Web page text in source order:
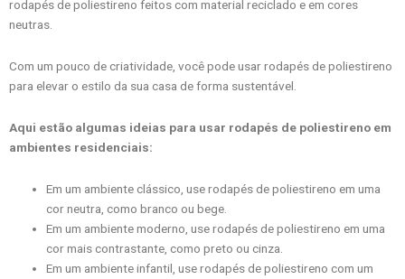
rodapés de poliestireno feitos com material reciclado e em cores
neutras.
Com um pouco de criatividade, você pode usar rodapés de poliestireno
para elevar o estilo da sua casa de forma sustentável.
Aqui estão algumas ideias para usar rodapés de poliestireno em
ambientes residenciais:
Em um ambiente clássico, use rodapés de poliestireno em uma
cor neutra, como branco ou bege.
Em um ambiente moderno, use rodapés de poliestireno em uma
cor mais contrastante, como preto ou cinza.
Em um ambiente infantil, use rodapés de poliestireno com um